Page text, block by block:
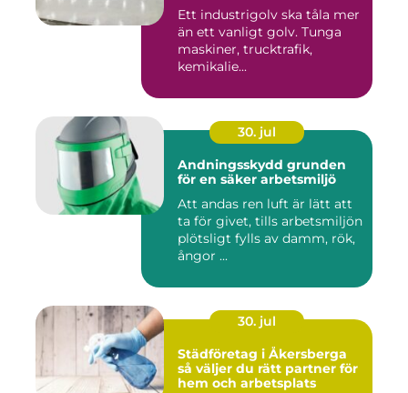
Ett industrigolv ska tåla mer
än ett vanligt golv. Tunga
maskiner, trucktrafik,
kemikalie...
30. jul
Andningsskydd grunden
för en säker arbetsmiljö
Att andas ren luft är lätt att
ta för givet, tills arbetsmiljön
plötsligt fylls av damm, rök,
ångor ...
30. jul
Städföretag i Åkersberga
så väljer du rätt partner för
hem och arbetsplats